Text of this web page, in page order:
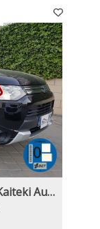
Mitsubishi Outlander 2.0 PHEV Kaiteki Auto 4WD 204Cv